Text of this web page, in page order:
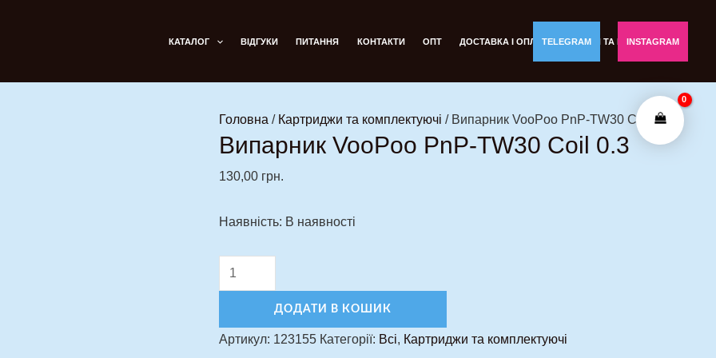
КАТАЛОГ ВІДГУКИ ПИТАННЯ КОНТАКТИ ОПТ ДОСТАВКА І ОПЛАТА ОБМІН ТА ПОВЕРНЕННЯ
TELEGRAM INSTAGRAM
Головна / Картриджи та комплектуючі / Випарник VooPoo PnP-TW30 Coil 0.3
Випарник VooPoo PnP-TW30 Coil 0.3
130,00 грн.
Наявність: В наявності
TW30
0.3
кількість
ДОДАТИ В КОШИК
Артикул: 123155 Категорії: Всі, Картриджи та комплектуючі